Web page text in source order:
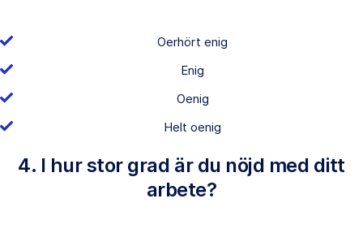
Oerhört enig
Enig
Oenig
Helt oenig
4. I hur stor grad är du nöjd med ditt
arbete?